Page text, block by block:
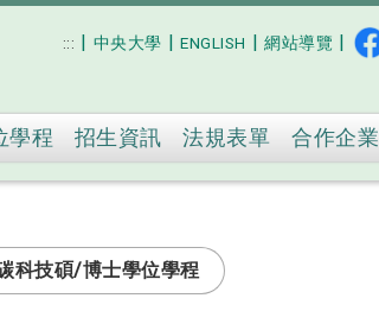
::: | 中央大學 | ENGLISH | 網站導覽 |
主要內容
學程 招生資訊 法規表單 合作企業
科技碩/博士學位學程